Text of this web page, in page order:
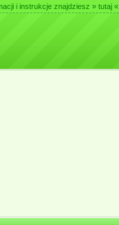
i instrukcje znajdziesz » tutaj «